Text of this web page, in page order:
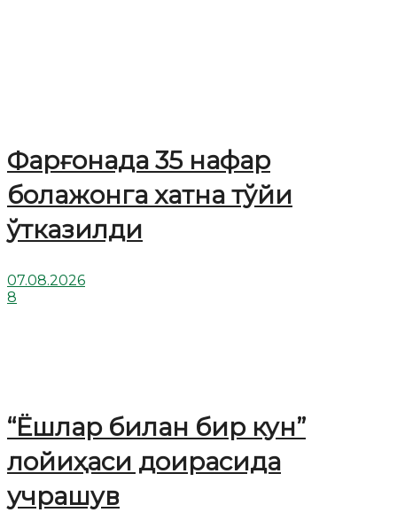
Фарғонада 35 нафар
болажонга хатна тўйи
ўтказилди
07.08.2026
8
“Ёшлар билан бир кун”
лойиҳаси доирасида
учрашув